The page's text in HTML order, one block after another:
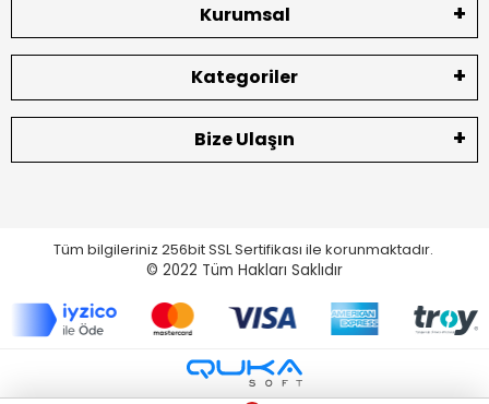
Kurumsal
Kategoriler
Bize Ulaşın
Tüm bilgileriniz 256bit SSL Sertifikası ile korunmaktadır.
© 2022 Tüm Hakları Saklıdır